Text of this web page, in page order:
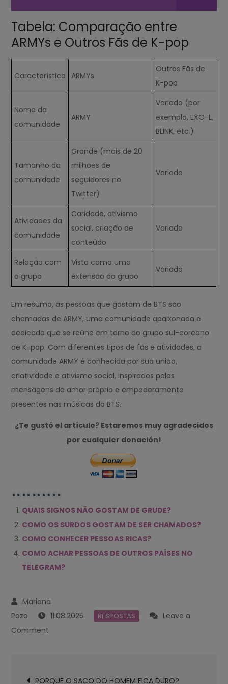
Tabela: Comparação entre
ARMYs e Outros Fãs de K-pop
Característica ARMYs
Outros Fãs de
K-pop
Nome da
comunidade
ARMY
Variado (por
exemplo, EXO-L,
BLINK, etc.)
Tamanho da
comunidade
Grande (mais de 20
milhões de
seguidores no
Twitter)
Variado
Atividades da
comunidade
Caridade, ativismo
social, criação de
conteúdo
Variado
Relação com
o grupo
Vista como uma
extensão do grupo
Variado
Em resumo, as pessoas que gostam de BTS são
chamadas de ARMY, uma comunidade apaixonada e
dedicada que se reúne em torno do grupo sul-coreano
de K-pop. Com diferentes tipos de fãs e atividades, a
comunidade ARMY é conhecida por sua união,
criatividade e ativismo social, inspirados pelas
mensagens de amor próprio e empoderamento
presentes nas músicas do BTS.
¿Te gustó el artículo? Estaremos muy agradecidos
por cualquier donación!
QUAIS SIGNOS NÃO GOSTAM DE GRUDE?
COMO OS SURDOS GOSTAM DE SER CHAMADOS?
COMO CONHECER PESSOAS RICAS?
COMO ACHAR PESSOAS DE OUTROS PAÍSES NO
TELEGRAM?
11.08.2025 RESPOSTAS
Leave a
Comment
PORQUE O SACO DO HOMEM FICA DURO?